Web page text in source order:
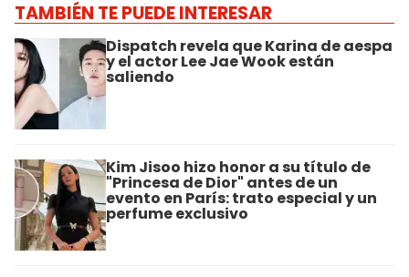
TAMBIÉN TE PUEDE INTERESAR
Dispatch revela que Karina de aespa
y el actor Lee Jae Wook están
saliendo
Kim Jisoo hizo honor a su título de
"Princesa de Dior" antes de un
evento en París: trato especial y un
perfume exclusivo